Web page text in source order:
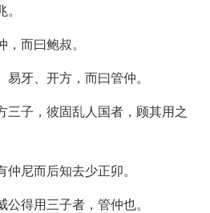
而曰鲍叔。
牙、开方，而曰管仲。
三子，彼固乱人国者，顾其用之
尼而后知去少正卯。
得用三子者，管仲也。